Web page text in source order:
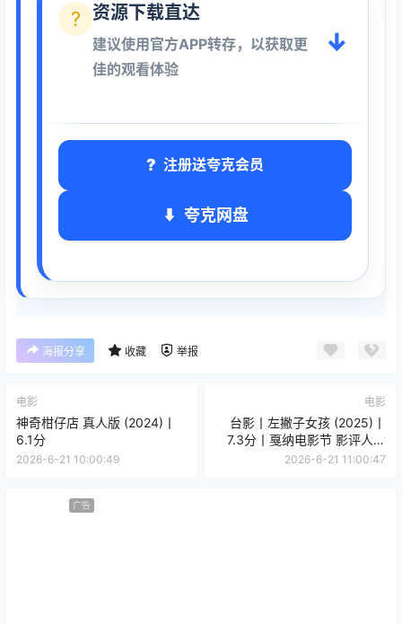
? 资源下载直达
建议使用官方APP转存，以获取更
佳的观看体验
↓
注册送夸克会员
夸克网盘
海报分享 收藏 举报
电影
神奇柑仔店 真人版 (2024)丨
6.1分
2026-6-21 10:00:49
电影
台影丨左撇子女孩 (2025)丨
7.3分丨戛纳电影节 影评人周
单元 发行奖
2026-6-21 11:00:47
广告